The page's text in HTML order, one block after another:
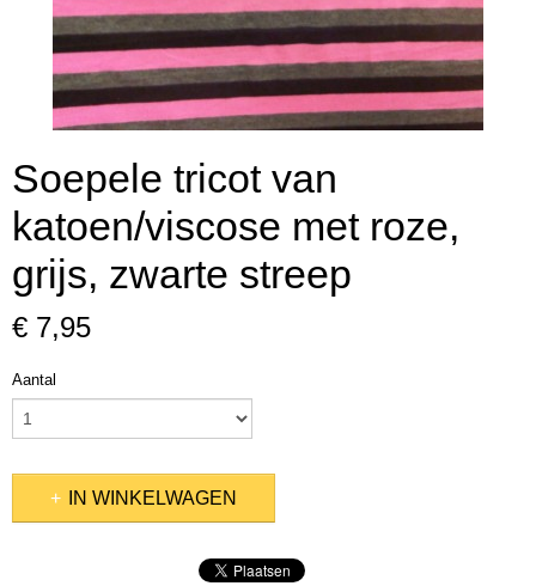
Soepele tricot van
katoen/viscose met roze,
grijs, zwarte streep
€ 7,95
Aantal
IN WINKELWAGEN